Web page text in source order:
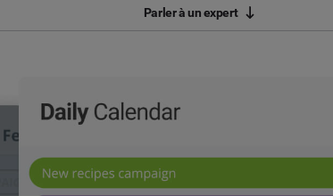
Parler à un expert